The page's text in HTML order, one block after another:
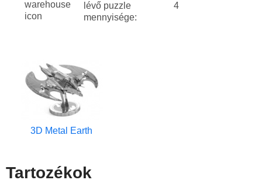
lévő puzzle
mennyisége:
4
3D Metal Earth
Tartozékok